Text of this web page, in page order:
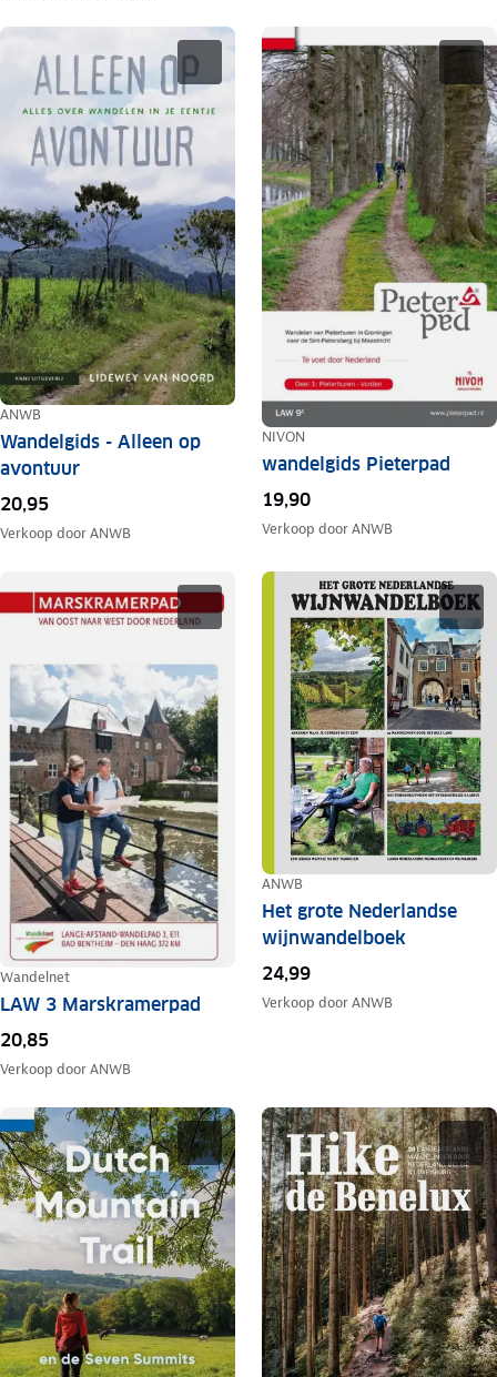
ANWB
Wandelgids - Alleen op
avontuur
20,95
Verkoop doorANWB
NIVON
wandelgids Pieterpad
19,90
Verkoop doorANWB
Wandelnet
LAW 3 Marskramerpad
20,85
Verkoop doorANWB
ANWB
Het grote Nederlandse
wijnwandelboek
24,99
Verkoop doorANWB